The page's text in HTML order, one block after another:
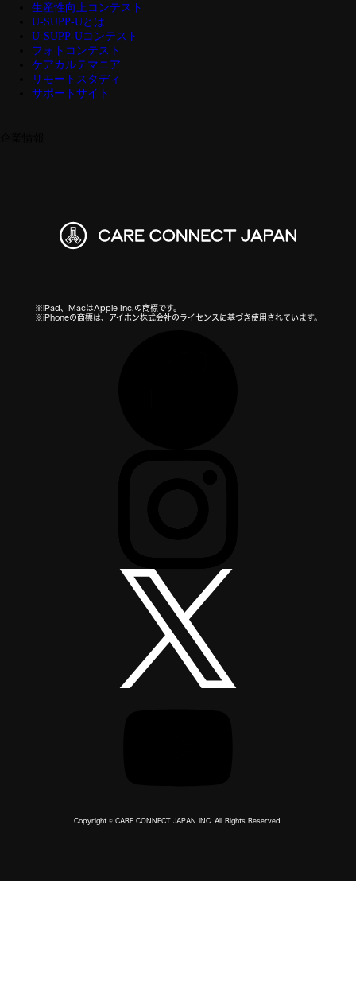
生産性向上コンテスト
U-SUPP-Uとは
U-SUPP-Uコンテスト
フォトコンテスト
ケアカルテマニア
リモートスタディ
サポートサイト
※iPad、MacはApple Inc.の商標です。
※iPhoneの商標は、アイホン株式会社のライセンスに基づき使用されています。
Copyright © CARE CONNECT JAPAN INC. All Rights Reserved.